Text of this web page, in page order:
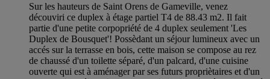
Sur les hauteurs de Saint Orens de Gameville, venez
découviri ce duplex à étage partiel T4 de 88.43 m2. Il fait
partie d'une petite corpopriété de 4 duplex seulement 'Les
Duplex de Bousquet'! Possèdant un séjour lumineux avec un
accés sur la terrasse en bois, cette maison se compose au rez
de chaussé d'un toilette séparé, d'un palcard, d'une cuisine
ouverte qui est à aménager par ses futurs propriètaires et d'un